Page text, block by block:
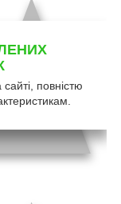
сайті, повністю